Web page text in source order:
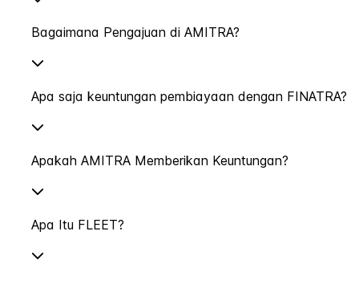
Bagaimana Pengajuan di AMITRA?
Apa saja keuntungan pembiayaan dengan FINATRA?
Apakah AMITRA Memberikan Keuntungan?
Apa Itu FLEET?